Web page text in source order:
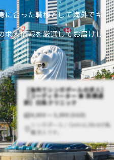
に合った職種として海外でキ
求人情報を厳選してお届けし
【海外でシンガポールの求人】
【コーディネーター 兼 医療通
訳】日系クリニック
4,000 〜 5,000 (SGD)
シンガポール / Central,Westの転
職求人です。